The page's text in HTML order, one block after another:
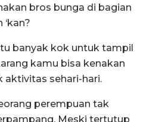
bros bunga di bagian
banyak kok untuk tampil
kamu bisa kenakan
aktivitas sehari-hari.
perempuan tak
Meski tertutup